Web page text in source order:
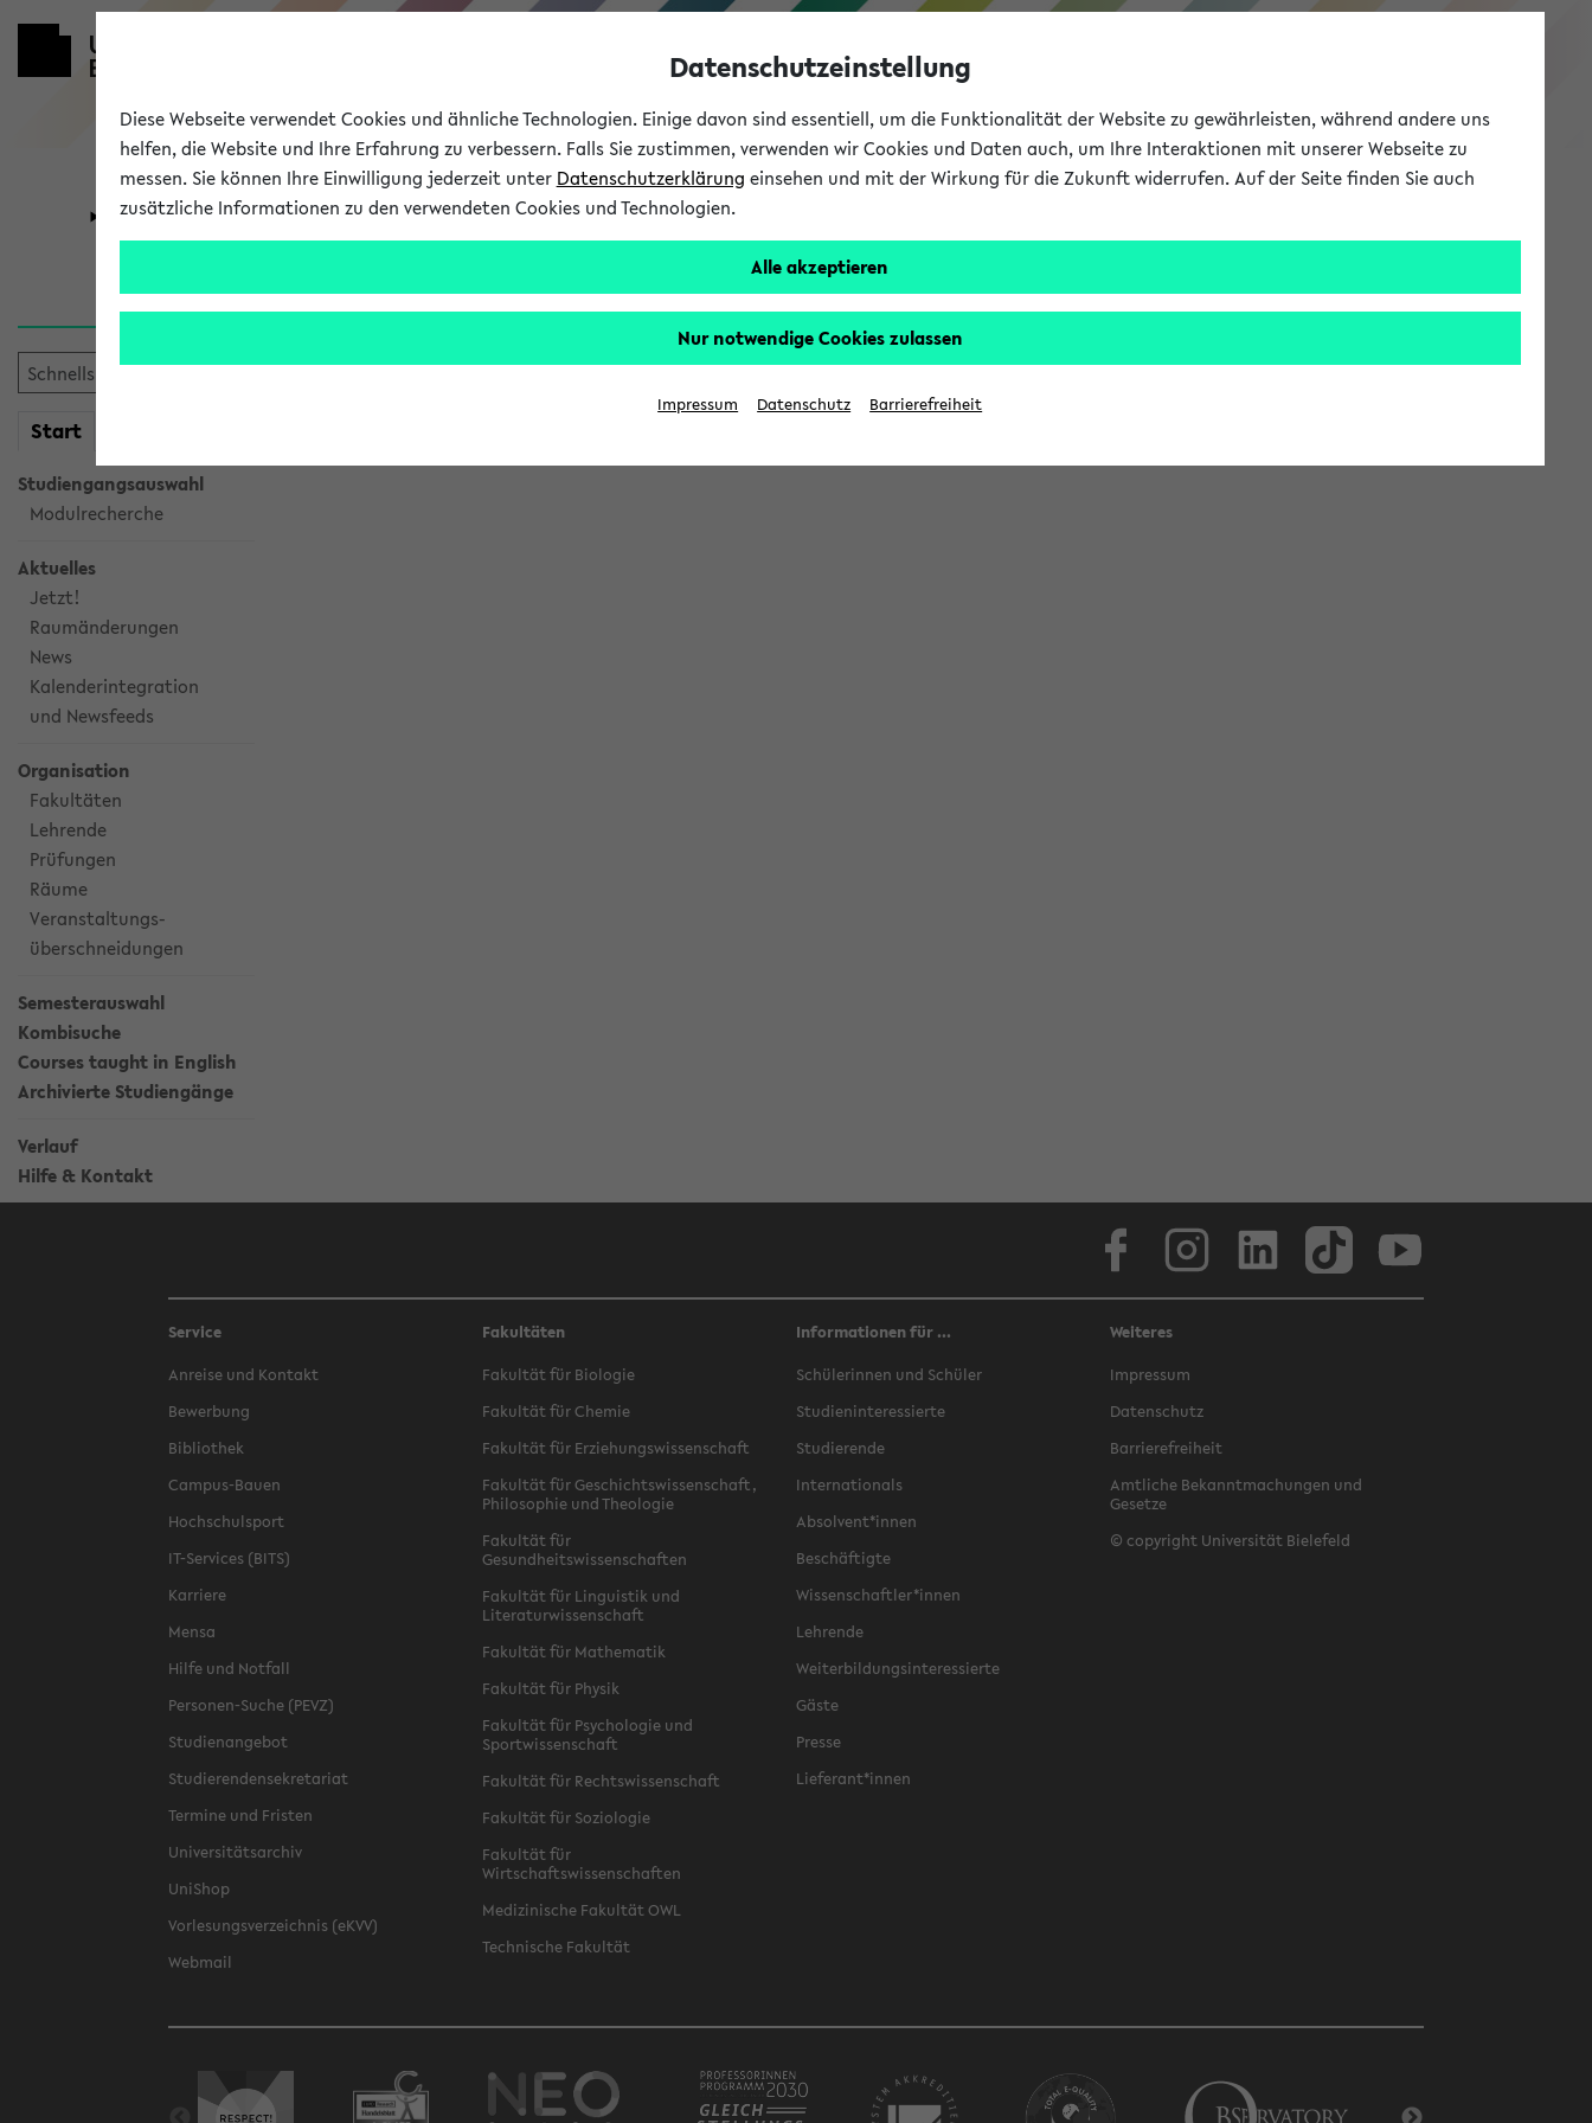
eKVV
Universität Forschung Studium
Start
Studiengangsauswahl
Modulrecherche
Aktuelles
Jetzt!
Raumänderungen
News
Kalenderintegration
und Newsfeeds
Organisation
Fakultäten
Lehrende
Prüfungen
Räume
Veranstaltungs-
überschneidungen
Semesterauswahl
Kombisuche
Courses taught in English
Archivierte Studiengänge
Verlauf
Hilfe & Kontakt
Verlauf
Service
Anreise und Kontakt
Bewerbung
Bibliothek
Campus-Bauen
Hochschulsport
IT-Services (BITS)
Karriere
Mensa
Hilfe und Notfall
Personen-Suche (PEVZ)
Studienangebot
Studierendensekretariat
Termine und Fristen
Universitätsarchiv
UniShop
Vorlesungsverzeichnis (eKVV)
Webmail
Fakultäten
Fakultät für Biologie
Fakultät für Chemie
Fakultät für Erziehungswissenschaft
Fakultät für Geschichtswissenschaft,
Philosophie und Theologie
Fakultät für
Gesundheitswissenschaften
Fakultät für Linguistik und
Literaturwissenschaft
Fakultät für Mathematik
Fakultät für Physik
Fakultät für Psychologie und
Sportwissenschaft
Fakultät für Rechtswissenschaft
Fakultät für Soziologie
Fakultät für
Wirtschaftswissenschaften
Medizinische Fakultät OWL
Technische Fakultät
Informationen für ...
Schülerinnen und Schüler
Studieninteressierte
Studierende
Internationals
Absolvent*innen
Beschäftigte
Wissenschaftler*innen
Lehrende
Weiterbildungsinteressierte
Gäste
Presse
Lieferant*innen
Weiteres
Impressum
Datenschutz
Barrierefreiheit
Amtliche Bekanntmachungen und
Gesetze
© copyright Universität Bielefeld
Datenschutzeinstellung
Diese Webseite verwendet Cookies und ähnliche Technologien. Einige davon sind essentiell, um die Funktionalität der Website zu gewährleisten, während andere uns
helfen, die Website und Ihre Erfahrung zu verbessern. Falls Sie zustimmen, verwenden wir Cookies und Daten auch, um Ihre Interaktionen mit unserer Webseite zu
messen. Sie können Ihre Einwilligung jederzeit unter Datenschutzerklärung einsehen und mit der Wirkung für die Zukunft widerrufen. Auf der Seite finden Sie auch
zusätzliche Informationen zu den verwendeten Cookies und Technologien.
Alle akzeptieren
Nur notwendige Cookies zulassen
Impressum Datenschutz Barrierefreiheit